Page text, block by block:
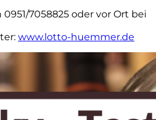
7058825 oder vor Ort bei
www.lotto-huemmer.de